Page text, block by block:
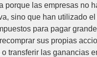
porque las empresas no
sino que han utilizado
para pagar
sus propias
transferir las ganancias